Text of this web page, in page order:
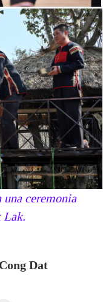
ceremonia
Lak.
Dat